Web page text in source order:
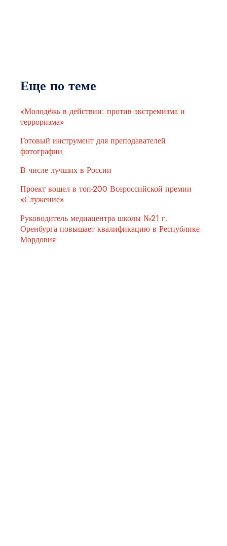
Еще по теме
«Молодёжь в действии: против экстремизма и
терроризма»
Готовый инструмент для преподавателей
фотографии
В числе лучших в России
Проект вошел в топ-200 Всероссийской премии
«Служение»
Руководитель медиацентра школы №21 г.
Оренбурга повышает квалификацию в Республике
Мордовия